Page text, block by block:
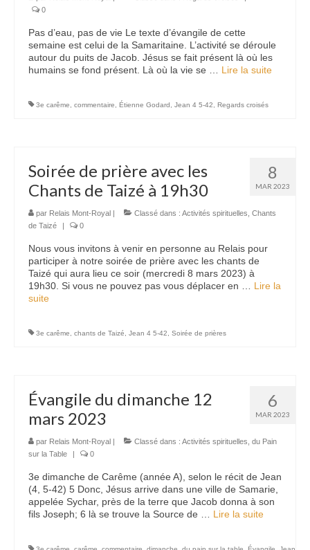
0
Pas d’eau, pas de vie Le texte d’évangile de cette
semaine est celui de la Samaritaine. L’activité se déroule
autour du puits de Jacob. Jésus se fait présent là où les
humains se fond présent. Là où la vie se … Lire la suite­­
3e carême commentaire Étienne Godard Jean 4 5-42 Regards croisés
8
MAR 2023
Soirée de prière avec les
Chants de Taizé à 19h30
par Relais Mont-Royal | Classé dans : Activités spirituelles Chants
de Taizé
| 0
Nous vous invitons à venir en personne au Relais pour
participer à notre soirée de prière avec les chants de
Taizé qui aura lieu ce soir (mercredi 8 mars 2023) à
19h30. Si vous ne pouvez pas vous déplacer en … Lire la
suite­­
3e carême chants de Taizé Jean 4 5-42 Soirée de prières
6
MAR 2023
Évangile du dimanche 12
mars 2023
par Relais Mont-Royal | Classé dans : Activités spirituelles du Pain
sur la Table
| 0
3e dimanche de Carême (année A), selon le récit de Jean
(4, 5-42) 5 Donc, Jésus arrive dans une ville de Samarie,
appelée Sychar, près de la terre que Jacob donna à son
fils Joseph; 6 là se trouve la Source de … Lire la suite­­